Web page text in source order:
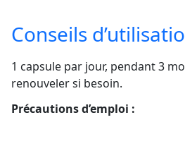
Conseils
1 capsule par jour, pendant 3
renouveler si besoin.
Précautions d’emploi :